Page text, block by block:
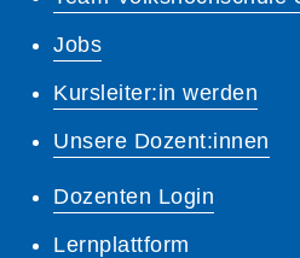
Jobs
Kursleiter:in werden
Unsere Dozent:innen
Dozenten Login
Lernplattform